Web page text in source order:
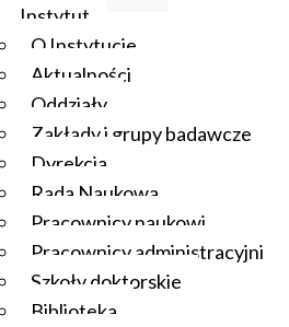
Instytut
O Instytucie
Aktualności
Oddziały
Zakłady i grupy badawcze
Dyrekcja
Rada Naukowa
Pracownicy naukowi
Pracownicy administracyjni
Szkoły doktorskie
Biblioteka